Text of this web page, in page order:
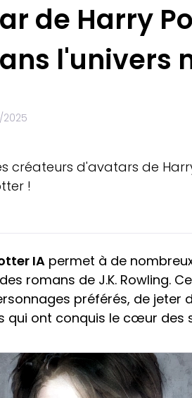
de Harry
l'univers
2025
créateurs d'avatars de
!
IA permet à de
romans de J.K. Rowling.
préférés, de jeter
qui ont conquis le cœur des